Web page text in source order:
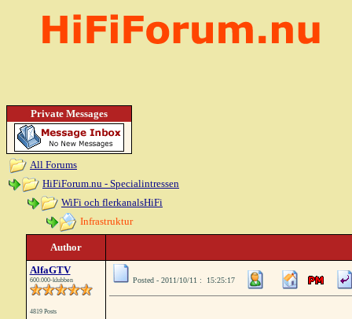
Private Messages
All Forums
HiFiForum.nu - Specialintressen
WiFi och flerkanalsHiFi
Infrastruktur
Author
AlfaGTV
600.000-klubben
4819 Posts
Posted - 2011/10/11 : 15:25:17